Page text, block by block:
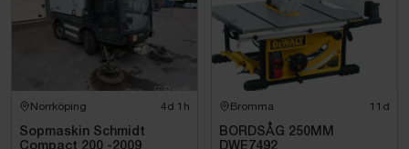
Norrköping 4d 1h
Sopmaskin Schmidt
Compact 200 -2009
Bromma 11d
BORDSÅG 250MM
DWE7492